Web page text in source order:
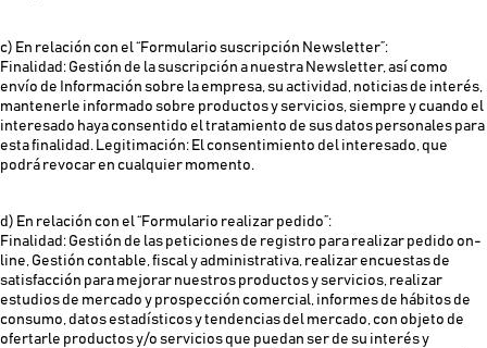
c) En relación con el “Formulario suscripción Newsletter”:
Finalidad: Gestión de la suscripción a nuestra Newsletter, así como
envío de Información sobre la empresa, su actividad, noticias de interés,
mantenerle informado sobre productos y servicios, siempre y cuando el
interesado haya consentido el tratamiento de sus datos personales para
esta finalidad. Legitimación: El consentimiento del interesado, que
podrá revocar en cualquier momento.
d) En relación con el “Formulario realizar pedido”:
Finalidad: Gestión de las peticiones de registro para realizar pedido on-
line, Gestión contable, fiscal y administrativa, realizar encuestas de
satisfacción para mejorar nuestros productos y servicios, realizar
estudios de mercado y prospección comercial, informes de hábitos de
consumo, datos estadísticos y tendencias del mercado, con objeto de
ofertarle productos y/o servicios que puedan ser de su interés y